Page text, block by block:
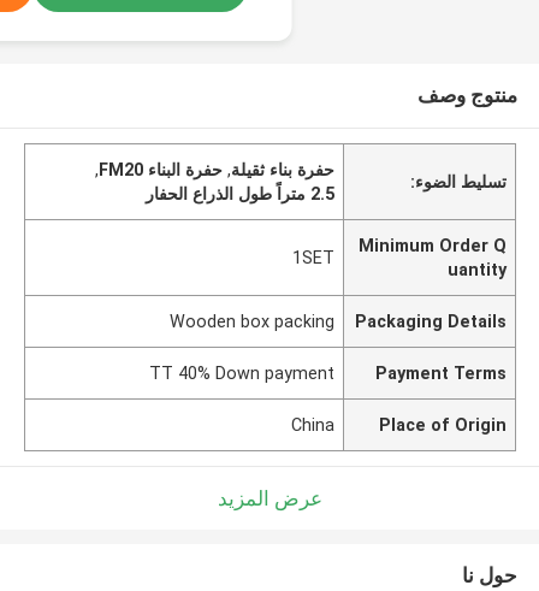
منتوج وصف
تسليط الضوء:
حفرة بناء ثقيلة,حفرة البناء FM20
,
2.5 متراً طول الذراع الحفار
Minimum Order Q
uantity
1SET
Packaging Details
Wooden box packing
Payment Terms
TT 40% Down payment
Place of Origin
China
عرض المزيد
حول نا